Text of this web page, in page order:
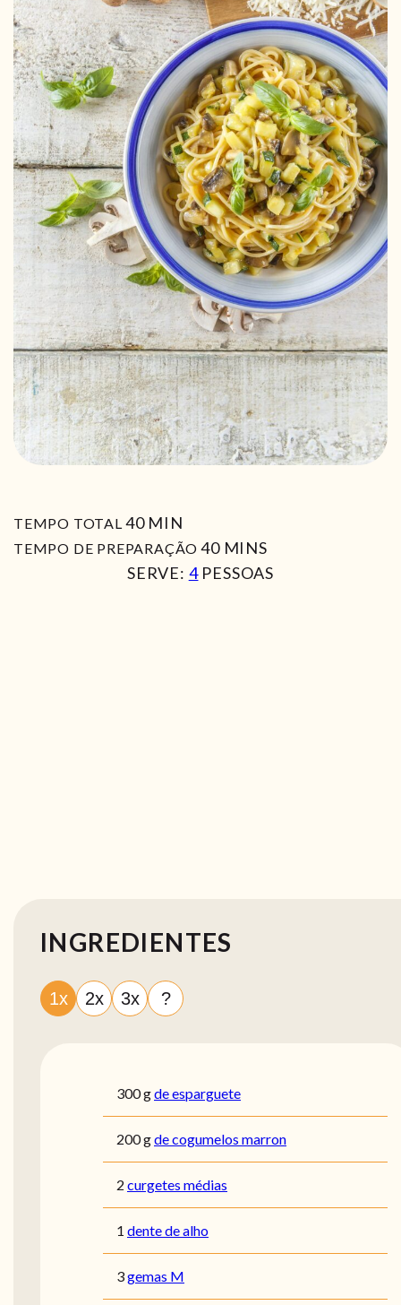
TEMPO TOTAL 40MIN
MIN
TEMPO DE PREPARAÇÃO 40MIN
MINS
SERVE: 4 PESSOAS
INGREDIENTES
1x 2x 3x ?
300gde esparguete
200gde cogumelos marron
2 curgetes médias
1 dente de alho
3gemas M